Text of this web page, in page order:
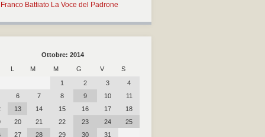
Franco Battiato La Voce del Padrone
Ottobre: 2014
L M M G V
S
1
2 3
4
6 7 8 9 10
11
13 14 15 16 17
18
20 21 22 23 24
25
27 28 29 30 31